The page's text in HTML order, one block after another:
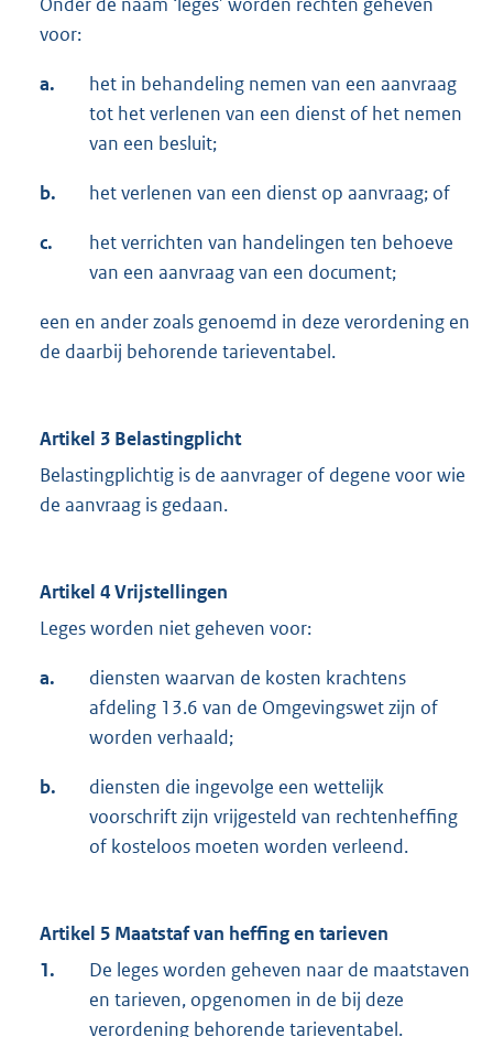
voor:
a.
het in behandeling nemen van een aanvraag
tot het verlenen van een dienst of het nemen
van een besluit;
b. het verlenen van een dienst op aanvraag; of
c.
het verrichten van handelingen ten behoeve
van een aanvraag van een document;
een en ander zoals genoemd in deze verordening en
de daarbij behorende tarieventabel.
Artikel 3 Belastingplicht
Belastingplichtig is de aanvrager of degene voor wie
de aanvraag is gedaan.
Artikel 4 Vrijstellingen
Leges worden niet geheven voor:
a.
diensten waarvan de kosten krachtens
afdeling 13.6 van de Omgevingswet zijn of
worden verhaald;
b.
diensten die ingevolge een wettelijk
voorschrift zijn vrijgesteld van rechtenheffing
of kosteloos moeten worden verleend.
Artikel 5 Maatstaf van heffing en tarieven
1.
De leges worden geheven naar de maatstaven
en tarieven, opgenomen in de bij deze
verordening behorende tarieventabel.